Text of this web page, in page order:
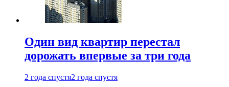
Один вид квартир перестал
дорожать впервые за три года
2 года спустя2 года спустя